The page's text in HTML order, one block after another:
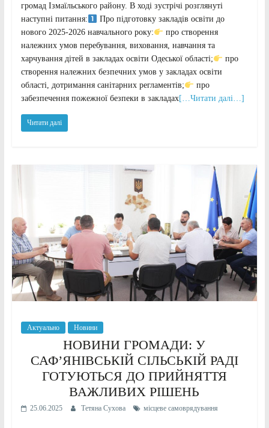
громад Ізмаїльського району. В ході зустрічі розглянуті
наступні питання:
Про підготовку закладів освіти до
нового 2025-2026 навчального року:
про створення
належних умов перебування, виховання, навчання та
харчування дітей в закладах освіти Одеської області;
про
створення належних безпечних умов у закладах освіти
області, дотримання санітарних регламентів;
про
забезпечення пожежної безпеки в закладах[…Читати далі…]
Читати далі
Актуально Новини
НОВИНИ ГРОМАДИ: У
САФ’ЯНІВСЬКІЙ СІЛЬСЬКІЙ РАДІ
ГОТУЮТЬСЯ ДО ПРИЙНЯТТЯ
ВАЖЛИВИХ РІШЕНЬ
25.06.2025 Тетяна Сухова місцеве самоврядування